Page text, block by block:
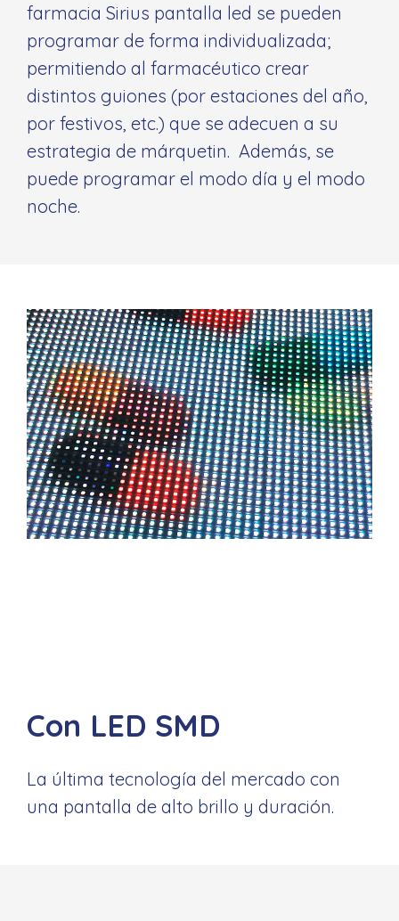
farmacia Sirius pantalla led se pueden
programar de forma individualizada;
permitiendo al farmacéutico crear
distintos guiones (por estaciones del año,
por festivos, etc.) que se adecuen a su
estrategia de márquetin. Además, se
puede programar el modo día y el modo
noche.
Con LED SMD
La última tecnología del mercado con
una pantalla de alto brillo y duración.